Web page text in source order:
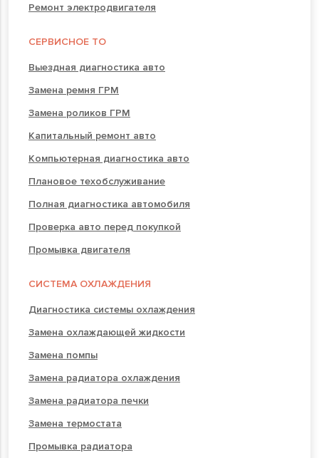
Ремонт электродвигателя
СЕРВИСНОЕ ТО
Выездная диагностика авто
Замена ремня ГРМ
Замена роликов ГРМ
Капитальный ремонт авто
Компьютерная диагностика авто
Плановое техобслуживание
Полная диагностика автомобиля
Проверка авто перед покупкой
Промывка двигателя
СИСТЕМА ОХЛАЖДЕНИЯ
Диагностика системы охлаждения
Замена охлаждающей жидкости
Замена помпы
Замена радиатора охлаждения
Замена радиатора печки
Замена термостата
Промывка радиатора